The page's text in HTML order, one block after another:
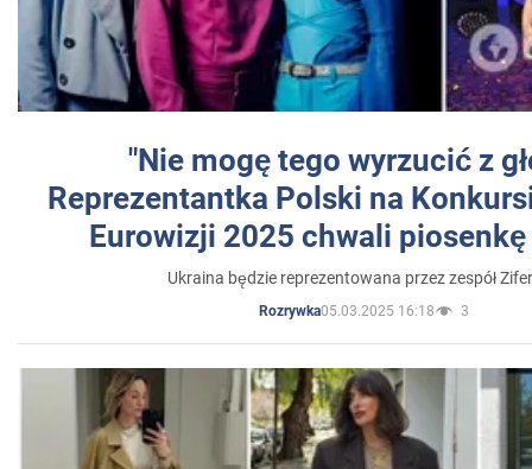
"Nie mogę tego wyrzucić z
Reprezentantka Polski na
Eurowizji 2025 chwali
Ukraina będzie reprezentowana przez zespół
Rozrywka05.03.2025 16:18 3